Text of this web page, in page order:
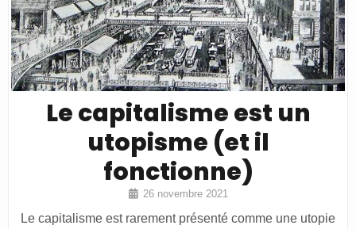
Le capitalisme est un
utopisme (et il
fonctionne)
26 novembre 2021
Le capitalisme est rarement présenté comme une utopie